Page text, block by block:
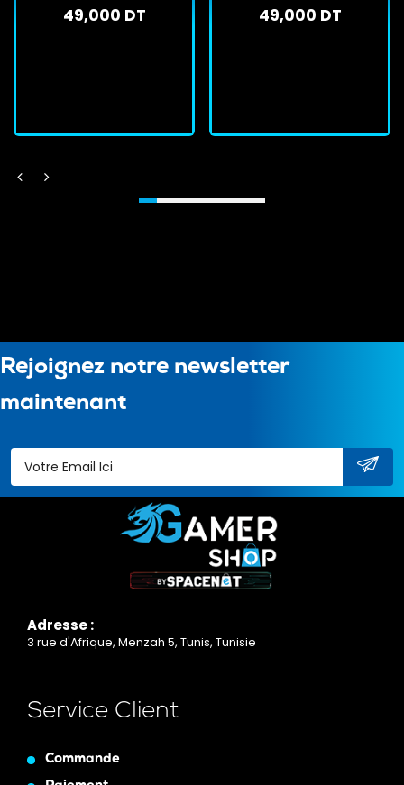
49,000 DT 49,000 DT
Rejoignez notre newsletter
maintenant
Adresse :
3 rue d'Afrique, Menzah 5, Tunis, Tunisie
Service Client
Commande